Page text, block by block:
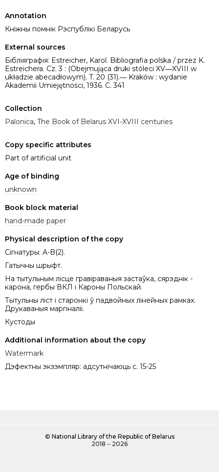
Annotation
Кніжны помнік Рэспублікі Беларусь
External sources
Бібліяграфія: Estreicher, Karol. Bibliografia polska / przez K.
Estreichera. Cz. 3 : (Obejmująca druki stóleci XV―XVIII w
układzie abecadłowym). T. 20 (31).― Kraków : wydanie
Akademii Umiejętności, 1936. C. 341
Collection
Palonica, The Book of Belarus XVI-XVIII centuries
Copy specific attributes
Part of artificial unit
Age of binding
unknown
Book block material
hand-made paper
Physical description of the copy
Сігнатуры: A-B(2).
Гатычны шрыфт.
На тытульным лісце гравіраваныя застаўка, сярэднік -
карона, гербы ВКЛ і Кароны Польскай.
Тытульны ліст і старонкі ў падвойных лінейных рамках.
Друкаваныя маргіналіі.
Кустоды
Additional information about the copy
Watermark
Дэфектны экзэмпляр: адсутнічаюць с. 15-25
© National Library of the Republic of Belarus
2018 ‒ 2026